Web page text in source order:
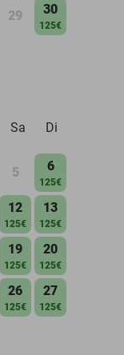
29 30
125€
Sa Di
5 6
125€
12
125€
13
125€
19
125€
20
125€
26
125€
27
125€